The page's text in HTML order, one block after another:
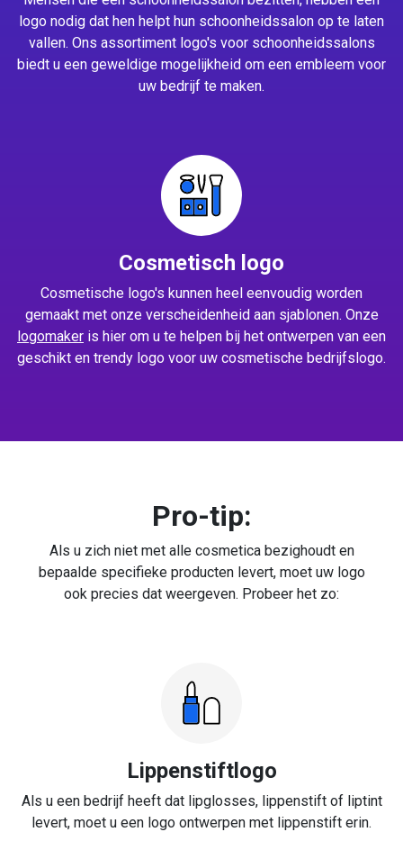
logo nodig dat hen helpt hun schoonheidssalon op te laten
vallen. Ons assortiment logo's voor schoonheidssalons
biedt u een geweldige mogelijkheid om een embleem voor
uw bedrijf te maken.
Cosmetisch logo
Cosmetische logo's kunnen heel eenvoudig worden
gemaakt met onze verscheidenheid aan sjablonen. Onze
logomaker is hier om u te helpen bij het ontwerpen van een
geschikt en trendy logo voor uw cosmetische bedrijfslogo.
Pro-tip:
Als u zich niet met alle cosmetica bezighoudt en
bepaalde specifieke producten levert, moet uw logo
ook precies dat weergeven. Probeer het zo:
Lippenstiftlogo
Als u een bedrijf heeft dat lipglosses, lippenstift of liptint
levert, moet u een logo ontwerpen met lippenstift erin.